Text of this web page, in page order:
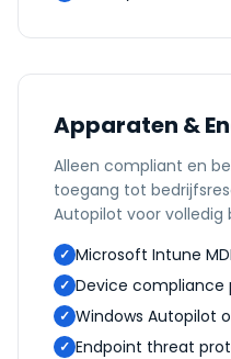
Apparaten &
Alleen compliant en
toegang tot
Autopilot voor volledig
✓ Microsoft Intune
✓ Device compliance
✓ Windows Autopilot
✓ Endpoint threat